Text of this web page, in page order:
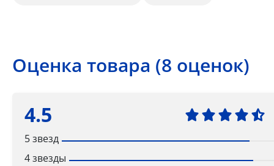
Оценка товара (8 оценок)
4.5
5 звезд
4 звезды